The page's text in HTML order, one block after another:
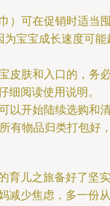
）可在促销时适当
为宝宝成长速度可能
皮肤和入口的，务
细阅读使用说明。
以开始陆续选购和
有物品归类打包好
育儿之旅备好了坚实
减少焦虑，多一份从